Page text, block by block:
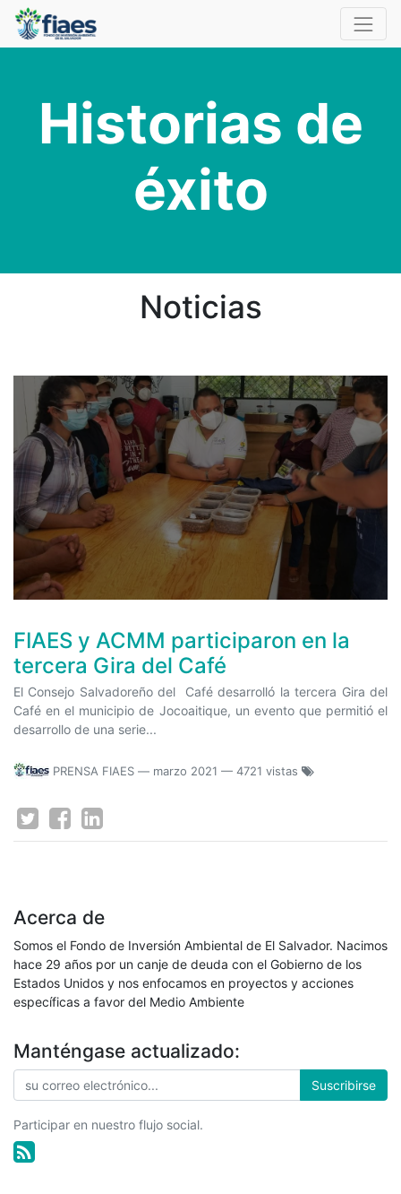
Historias de
éxito
Noticias
FIAES y ACMM participaron en la
tercera Gira del Café
El Consejo Salvadoreño del Café desarrolló la tercera Gira del
Café en el municipio de Jocoaitique, un evento que permitió el
desarrollo de una serie...
PRENSA FIAES — marzo 2021 — 4721 vistas
Acerca de
Somos el Fondo de Inversión Ambiental de El Salvador. Nacimos
hace 29 años por un canje de deuda con el Gobierno de los
Estados Unidos y nos enfocamos en proyectos y acciones
específicas a favor del Medio Ambiente
Manténgase actualizado:
Suscribirse
Participar en nuestro flujo social.